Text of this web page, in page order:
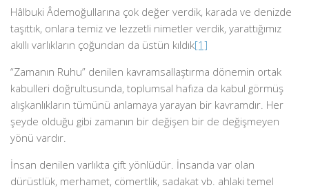
Hâlbuki Âdemoğullarına çok değer verdik, karada ve denizde
taşıttık, onlara temiz ve lezzetli nimetler verdik, yarattığımız
akıllı varlıkların çoğundan da üstün kıldık[1]
“Zamanın Ruhu” denilen kavramsallaştırma dönemin ortak
kabulleri doğrultusunda, toplumsal hafıza da kabul görmüş
alışkanlıkların tümünü anlamaya yarayan bir kavramdır. Her
şeyde olduğu gibi zamanın bir değişen bir de değişmeyen
yönü vardır.
İnsan denilen varlıkta çift yönlüdür. İnsanda var olan
dürüstlük, merhamet, cömertlik, sadakat vb. ahlaki temel